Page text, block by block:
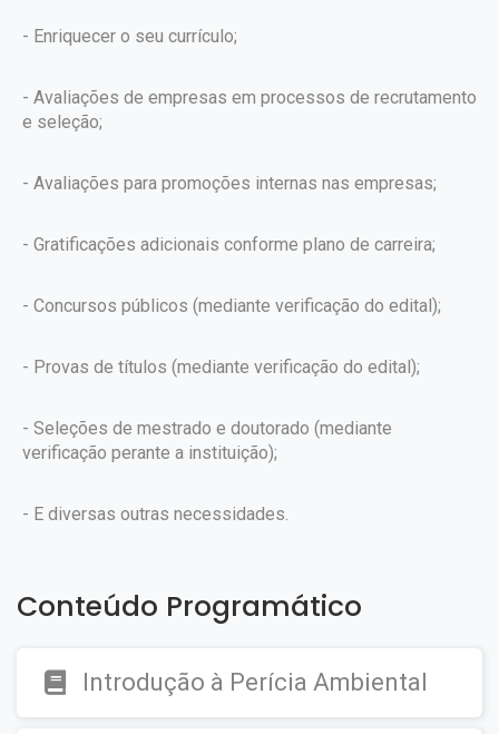
- Enriquecer o seu currículo;
- Avaliações de empresas em processos de recrutamento
e seleção;
- Avaliações para promoções internas nas empresas;
- Gratificações adicionais conforme plano de carreira;
- Concursos públicos (mediante verificação do edital);
- Provas de títulos (mediante verificação do edital);
- Seleções de mestrado e doutorado (mediante
verificação perante a instituição);
- E diversas outras necessidades.
Conteúdo Programático
Introdução à Perícia Ambiental